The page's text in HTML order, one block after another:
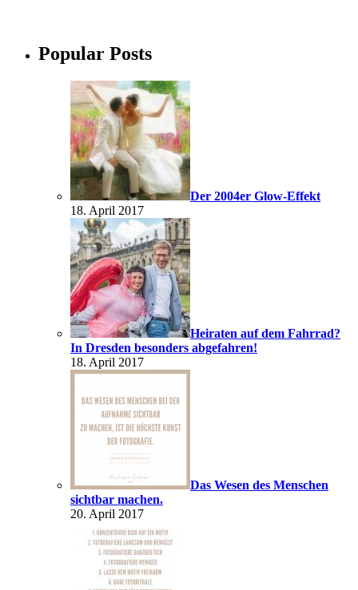
Popular Posts
Der 2004er Glow-Effekt
18. April 2017
Heiraten auf dem Fahrrad?
In Dresden besonders abgefahren!
18. April 2017
Das Wesen des Menschen
sichtbar machen.
20. April 2017